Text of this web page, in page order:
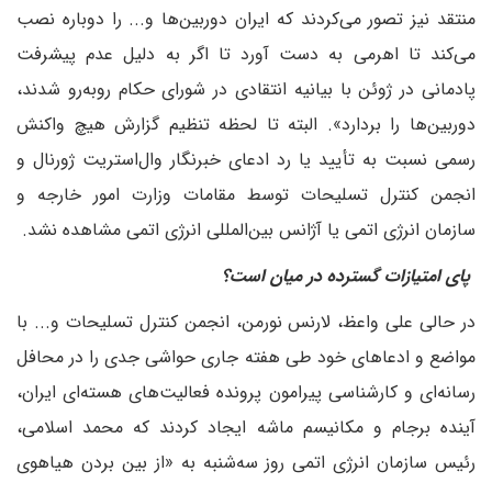
منتقد نیز تصور می‌‌‌کردند که ایران دوربین‌‌‌ها و... را دوباره نصب
می‌کند تا اهرمی به دست آورد تا اگر به دلیل عدم‌ پیشرفت
پادمانی در ژوئن با بیانیه انتقادی در شورای حکام روبه‌رو شدند،
دوربین‌ها را بردارد». البته تا لحظه تنظیم گزارش هیچ واکنش
رسمی نسبت به تأیید یا رد ادعای خبرنگار وال‌استریت ژورنال و
انجمن کنترل تسلیحات توسط مقامات وزارت امور خارجه و
سازمان انرژی اتمی یا آژانس بین‌المللی انرژی اتمی مشاهده نشد.
پای امتیازات گسترده در میان است؟
در حالی علی واعظ، لارنس نورمن، انجمن کنترل تسلیحات و... با
مواضع و ادعاهای خود طی هفته جاری حواشی جدی را در محافل
رسانه‌ای و کارشناسی پیرامون پرونده فعالیت‌های هسته‌ای ایران،
آینده برجام و مکانیسم ماشه ایجاد کردند که محمد اسلامی،
رئیس سازمان انرژی اتمی روز سه‌شنبه به «از بین بردن هیاهوی